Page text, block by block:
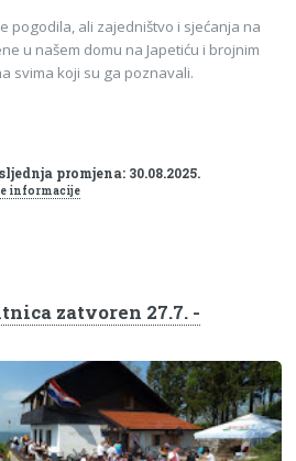
pogodila, ali zajedništvo i sjećanja na
u našem domu na Japetiću i brojnim
svima koji su ga poznavali.
promjena: 30.08.2025.
informacije
zatvoren 27.7. -